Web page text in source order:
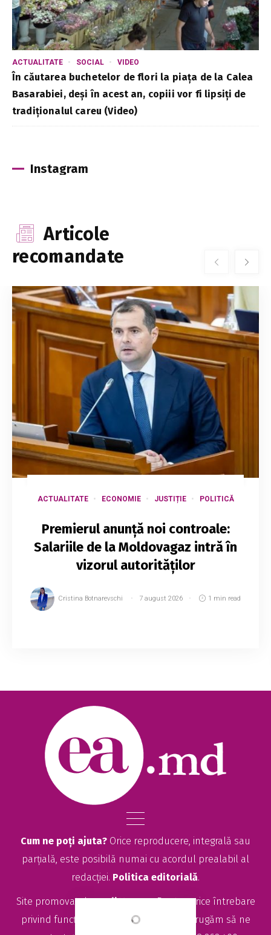
ACTUALITATE SOCIAL VIDEO
În căutarea buchetelor de flori la piața de la Calea
Basarabiei, deși în acest an, copiii vor fi lipsiți de
tradiționalul careu (Video)
Instagram
Articole
recomandate
ACTUALITATE ECONOMIE JUSTIȚIE POLITICĂ
Premierul anunță noi controale:
Salariile de la Moldovagaz intră în
vizorul autorităților
Cristina Botnarevschi 7 august 2026 1 min read
pentru angajații din sectorul public cu ve...
Cum ne poți ajuta? Orice reproducere, integrală sau
parțială, este posibilă numai cu acordul prealabil al
redacției. Politica editorială.
Site promovat deseolitte.com. Pentru orice întrebare
privind funcționarea site-ului EA.md, vă rugăm să ne